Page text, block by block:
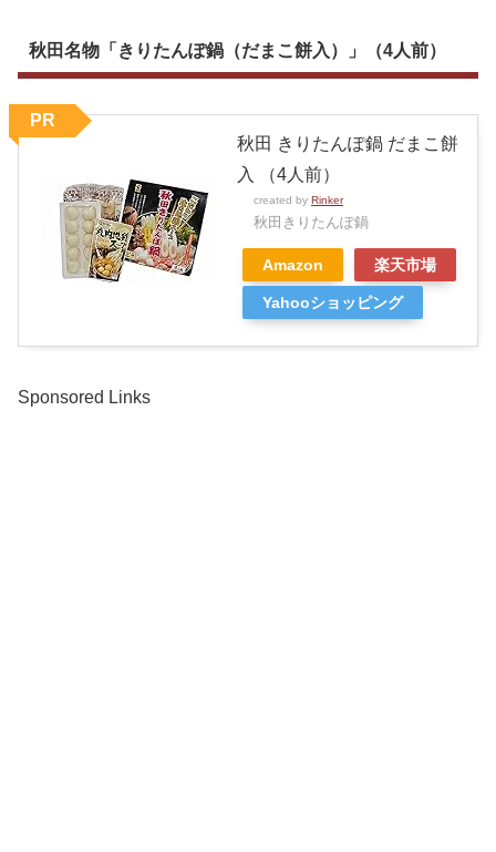
秋田名物「きりたんぽ鍋（だまこ餅入）」（4人前）
秋田 きりたんぽ鍋 だまこ餅
入 （4人前）
created by Rinker
秋田きりたんぽ鍋
Amazon 楽天市場
Yahooショッピング
PR
Sponsored Links